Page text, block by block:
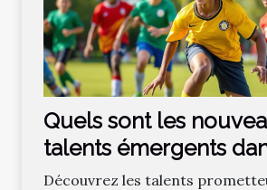
Quels sont les
talents émergents
football régional ?
Découvrez les talents